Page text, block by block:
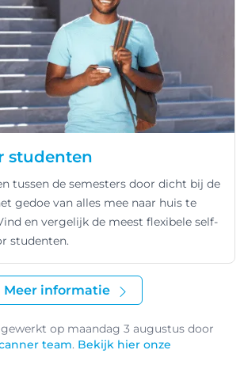
studenten
tussen de semesters door dicht bij de
gedoe van alles mee naar huis te
en vergelijk de meest flexibele self-
studenten.
Meer informatie
op maandag 3 augustus door
team. Bekijk hier onze